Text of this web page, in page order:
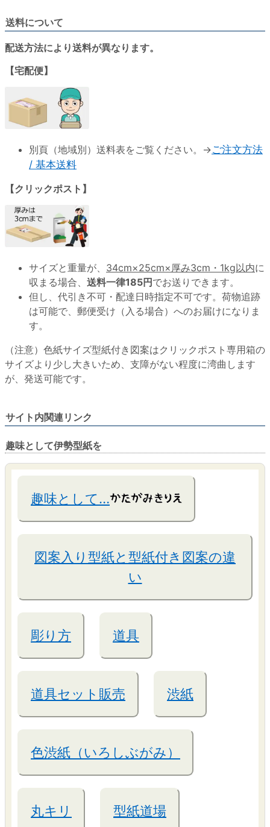
送料について
配送方法により送料が異なります。
【宅配便】
別頁（地域別）送料表をご覧ください。→ご注文方法
/ 基本送料
【クリックポスト】
サイズと重量が、 34cm×25cm×厚み3cm・1kg以内に
収まる場合、 送料一律185円 でお送りできます。
但し、代引き不可・配達日時指定不可です。荷物追跡
は可能で、郵便受け（入る場合）へのお届けになりま
す。
（注意）色紙サイズ型紙付き図案はクリックポスト専用箱の
サイズより少し大きいため、支障がない程度に湾曲します
が、発送可能です。
サイト内関連リンク
趣味として伊勢型紙を
趣味として…
図案入り型紙と型紙付き図案の違
い
彫り方 道具
道具セット販売 渋紙
色渋紙（いろしぶがみ）
丸キリ 型紙道場